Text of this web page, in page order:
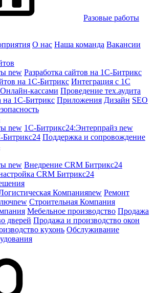
Разовые работы
О нас Наша команда Вакансии
new Разработка сайтов на 1С-Битрикс
на 1С-Битрикс Интеграция с 1С
кассами Проведение тех.аудита
на 1С-Битрикс Приложения Дизайн SEO
new 1С-Битрикс24:Энтерпрайз new
Битрикс24 Поддержка и сопровождение
new Внедрение CRM Битрикс24
CRM Битрикс24
Компанияnew Ремонт
new Строительная Компания
Мебельное производство Продажа
дверей Продажа и производство окон
кухонь Обслуживание